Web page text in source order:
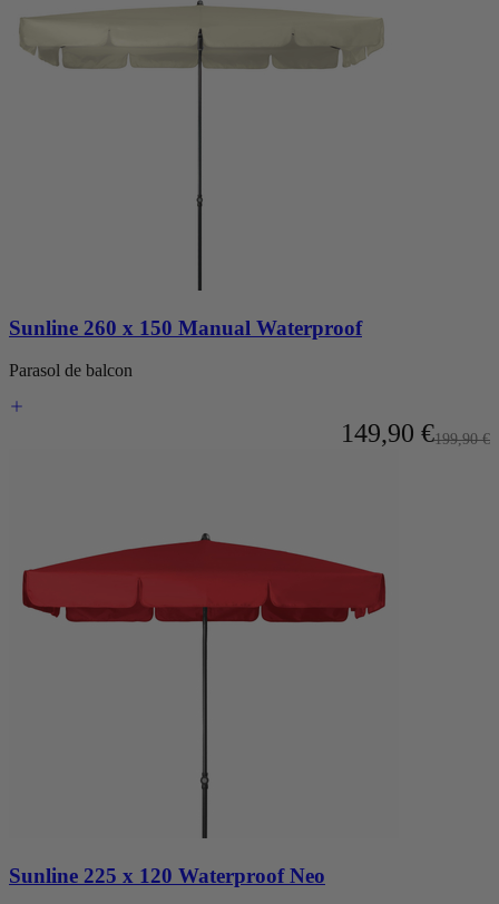
Sunline 260 x 150 Manual Waterproof
Parasol de balcon
À partir de
149,90 €Prix
199,90 €
Sunline 225 x 120 Waterproof Neo